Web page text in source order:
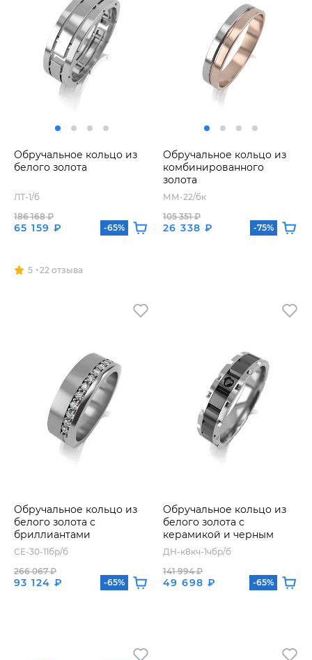
Обручальное кольцо из
белого золота
ЛТ-1/б
65 159 ₽
186 168 ₽
-65%
5 22 отзыва
Обручальное кольцо из
комбинированного
золота
ММ-22/бк
26 338 ₽
105 351 ₽
-75%
Обручальное кольцо из
белого золота с
бриллиантами
СЕ-30-11бр/б
93 124 ₽
266 067 ₽
-65%
Обручальное кольцо из
белого золота с
керамикой и черным
бриллиантом
ДН-к8кч-1чбр/б
49 698 ₽
141 994 ₽
-65%